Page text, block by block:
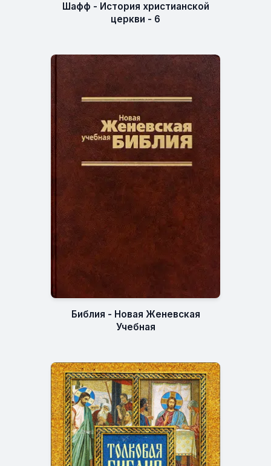
Шафф - История христианской
церкви - 6
Библия - Новая Женевская
Учебная